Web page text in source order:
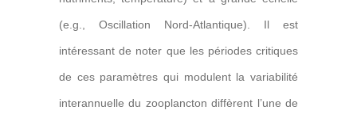
(e.g., Oscillation Nord-Atlantique). Il est
intéressant de noter que les périodes critiques
de ces paramètres qui modulent la variabilité
interannuelle du zooplancton diffèrent l’une de